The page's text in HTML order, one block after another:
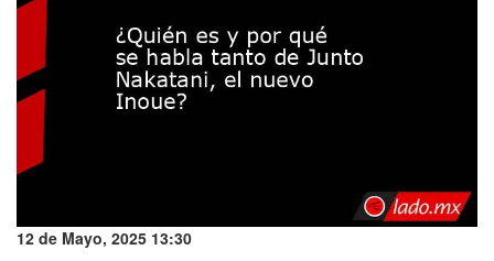
12 de Mayo, 2025 13:30